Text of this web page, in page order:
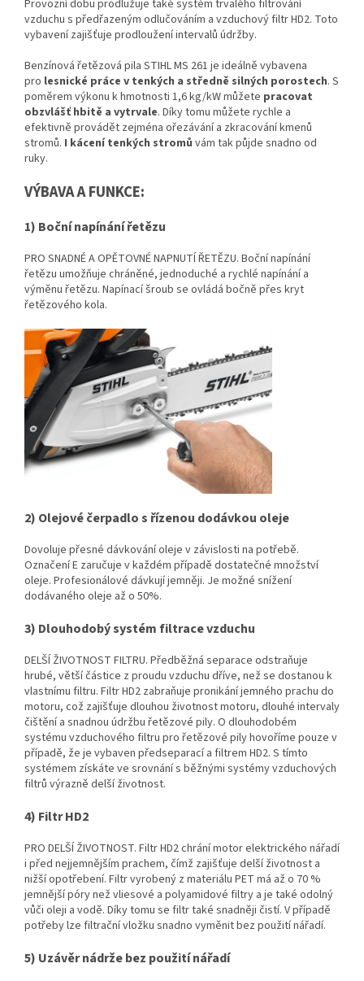
Provozní dobu prodlužuje také systém trvalého filtrování
vzduchu s předřazeným odlučováním a vzduchový filtr HD2. Toto
vybavení zajišťuje prodloužení intervalů údržby.
Benzínová řetězová pila STIHL MS 261 je ideálně vybavena
pro lesnické práce v tenkých a středně silných porostech. S
poměrem výkonu k hmotnosti 1,6 kg/kW můžete pracovat
obzvlášť hbitě a vytrvale. Díky tomu můžete rychle a
efektivně provádět zejména ořezávání a zkracování kmenů
stromů. I kácení tenkých stromů vám tak půjde snadno od
ruky.
VÝBAVA A FUNKCE:
1) Boční napínání řetězu
PRO SNADNÉ A OPĚTOVNÉ NAPNUTÍ ŘETĚZU. Boční napínání
řetězu umožňuje chráněné, jednoduché a rychlé napínání a
výměnu řetězu. Napínací šroub se ovládá bočně přes kryt
řetězového kola.
2) Olejové čerpadlo s řízenou dodávkou oleje
Dovoluje přesné dávkování oleje v závislosti na potřebě.
Označení E zaručuje v každém případě dostatečné množství
oleje. Profesionálové dávkují jemněji. Je možné snížení
dodávaného oleje až o 50%.
3) Dlouhodobý systém filtrace vzduchu
DELŠÍ ŽIVOTNOST FILTRU. Předběžná separace odstraňuje
hrubé, větší částice z proudu vzduchu dříve, než se dostanou k
vlastnímu filtru. Filtr HD2 zabraňuje pronikání jemného prachu do
motoru, což zajišťuje dlouhou životnost motoru, dlouhé intervaly
čištění a snadnou údržbu řetězové pily. O dlouhodobém
systému vzduchového filtru pro řetězové pily hovoříme pouze v
případě, že je vybaven předseparací a filtrem HD2. S tímto
systémem získáte ve srovnání s běžnými systémy vzduchových
filtrů výrazně delší životnost.
4) Filtr HD2
PRO DELŠÍ ŽIVOTNOST. Filtr HD2 chrání motor elektrického nářadí
i před nejjemnějším prachem, čímž zajišťuje delší životnost a
nižší opotřebení. Filtr vyrobený z materiálu PET má až o 70 %
jemnější póry než vliesové a polyamidové filtry a je také odolný
vůči oleji a vodě. Díky tomu se filtr také snadněji čistí. V případě
potřeby lze filtrační vložku snadno vyměnit bez použití nářadí.
5) Uzávěr nádrže bez použití nářadí